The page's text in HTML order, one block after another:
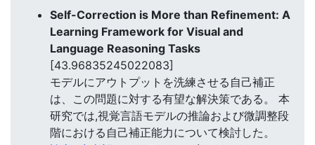
Self-Correction is More than Refinement: A
Learning Framework for Visual and
Language Reasoning Tasks
[43.96835245022083]
モデルにアウトプットを洗練させる自己補正
は、この問題に対する有望な解決策である。 本
研究では,視覚言語モデルの推論および微調整段
階における自己補正能力について検討した。